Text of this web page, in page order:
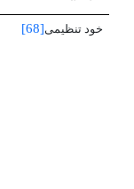
خود تنظیمی[68]